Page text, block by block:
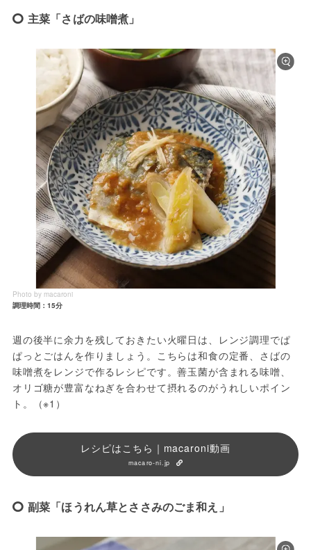
主菜「さばの味噌煮」
Photo by macaroni
調理時間：15分
週の後半に余力を残しておきたい火曜日は、レンジ調理でぱ
ぱっとごはんを作りましょう。こちらは和食の定番、さばの
味噌煮をレンジで作るレシピです。善玉菌が含まれる味噌、
オリゴ糖が豊富なねぎを合わせて摂れるのがうれしいポイン
ト。（※1）
レシピはこちら｜macaroni動画
macaro-ni.jp
副菜「ほうれん草とささみのごま和え」